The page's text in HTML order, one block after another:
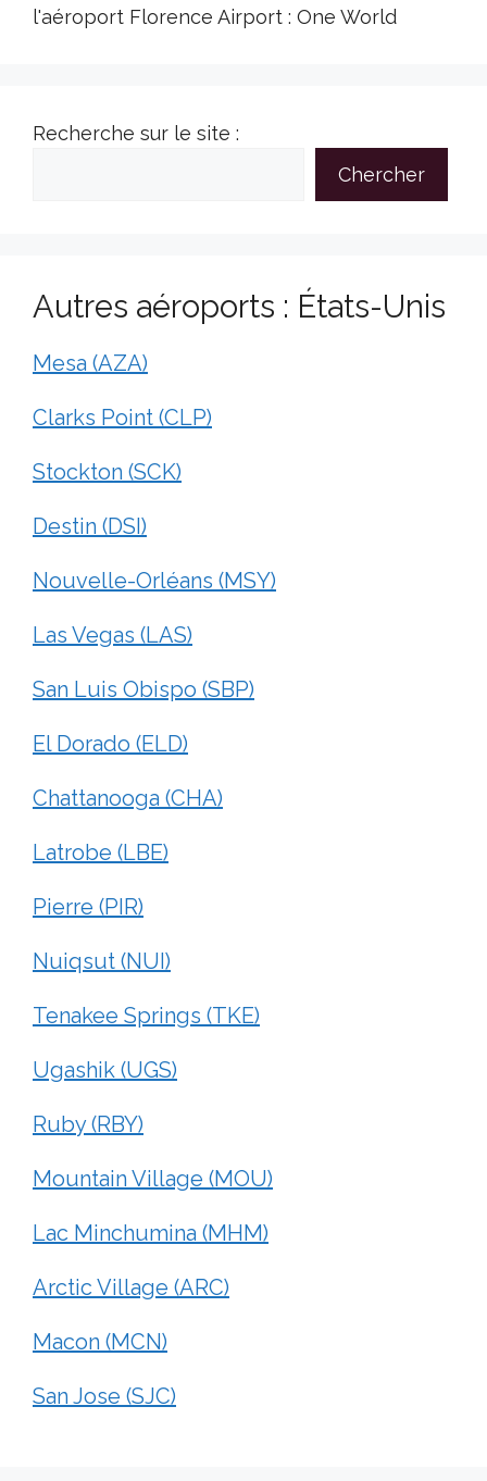
l'aéroport Florence Airport : One World
Recherche sur le site :
Chercher
Autres aéroports : États-Unis
Mesa (AZA)
Clarks Point (CLP)
Stockton (SCK)
Destin (DSI)
Nouvelle-Orléans (MSY)
Las Vegas (LAS)
San Luis Obispo (SBP)
El Dorado (ELD)
Chattanooga (CHA)
Latrobe (LBE)
Pierre (PIR)
Nuiqsut (NUI)
Tenakee Springs (TKE)
Ugashik (UGS)
Ruby (RBY)
Mountain Village (MOU)
Lac Minchumina (MHM)
Arctic Village (ARC)
Macon (MCN)
San Jose (SJC)